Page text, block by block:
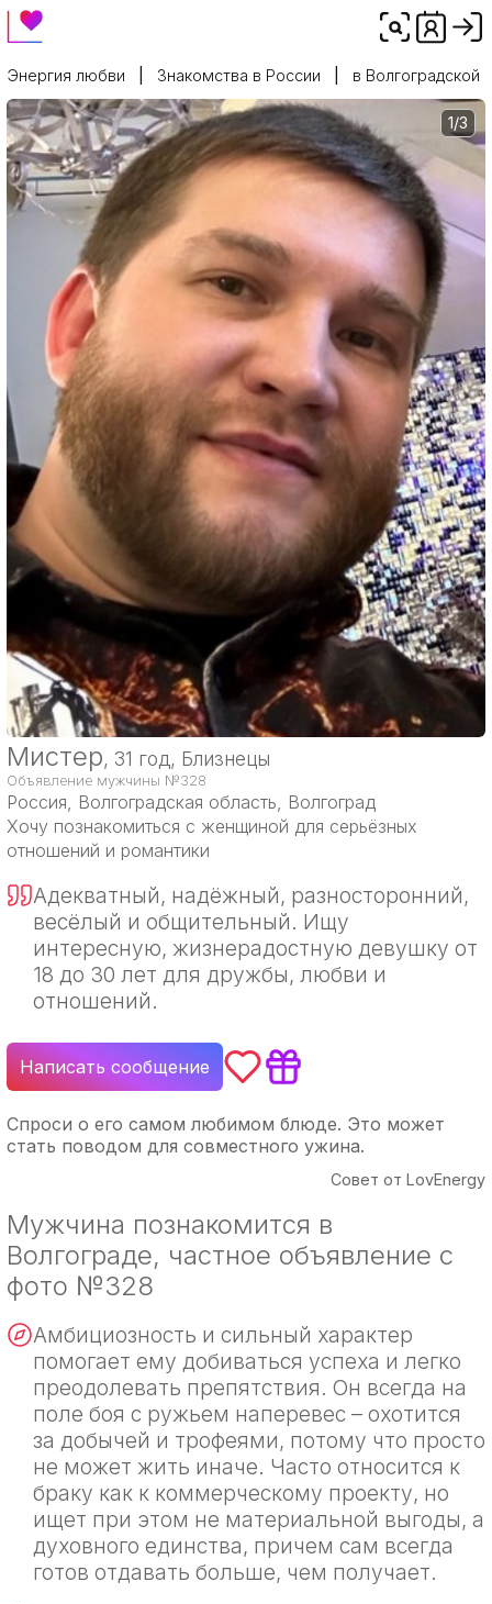
Энергия любви Знакомства в России в Волгоградской
1/3
Мистер, 31 год, Близнецы
Объявление мужчины №328
Россия, Волгоградская область, Волгоград
Хочу познакомиться с женщиной для серьёзных
отношений и романтики
Адекватный, надёжный, разносторонний,
весёлый и общительный. Ищу
интересную, жизнерадостную девушку от
18 до 30 лет для дружбы, любви и
отношений.
Написать сообщение
Спроси о его самом любимом блюде. Это может
стать поводом для совместного ужина.
Совет от LovEnergy
Мужчина познакомится в
Волгограде, частное объявление с
фото №328
Амбициозность и сильный характер
помогает ему добиваться успеха и легко
преодолевать препятствия. Он всегда на
поле боя с ружьем наперевес – охотится
за добычей и трофеями, потому что просто
не может жить иначе. Часто относится к
браку как к коммерческому проекту, но
ищет при этом не материальной выгоды, а
духовного единства, причем сам всегда
готов отдавать больше, чем получает.